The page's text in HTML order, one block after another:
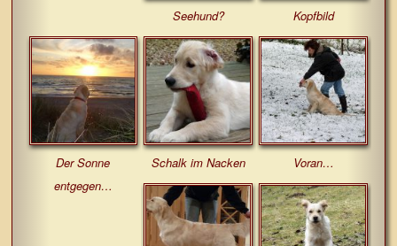
Seehund? Kopfbild
Der Sonne
entgegen…
Schalk im Nacken Voran…